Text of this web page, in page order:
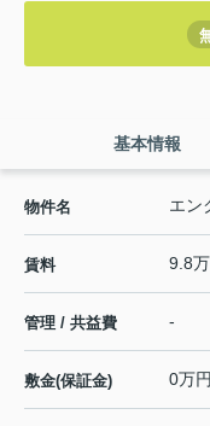
基本情報
物件名 エン
賃料 9.8
管理 / 共益費 -
敷金(保証金) 0万